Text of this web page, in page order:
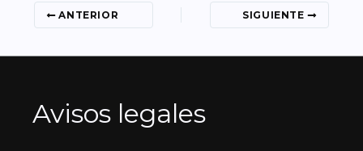
ANTERIOR SIGUIENTE
Avisos legales